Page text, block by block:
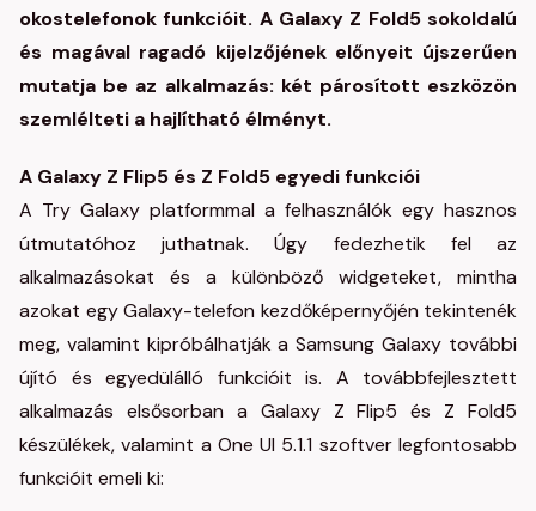
okostelefonok funkcióit. A Galaxy Z Fold5 sokoldalú
és magával ragadó kijelzőjének előnyeit újszerűen
mutatja be az alkalmazás: két párosított eszközön
szemlélteti a hajlítható élményt.
A Galaxy Z Flip5 és Z Fold5 egyedi funkciói
A Try Galaxy platformmal a felhasználók egy hasznos
útmutatóhoz juthatnak. Úgy fedezhetik fel az
alkalmazásokat és a különböző widgeteket, mintha
azokat egy Galaxy-telefon kezdőképernyőjén tekintenék
meg, valamint kipróbálhatják a Samsung Galaxy további
újító és egyedülálló funkcióit is. A továbbfejlesztett
alkalmazás elsősorban a Galaxy Z Flip5 és Z Fold5
készülékek, valamint a One UI 5.1.1 szoftver legfontosabb
funkcióit emeli ki: